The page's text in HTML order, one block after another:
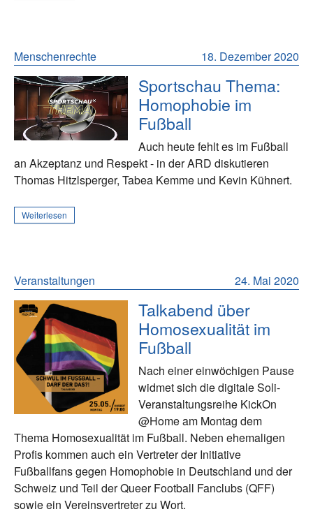
18. Dezember 2020
Menschenrechte
Sportschau Thema:
Homophobie im
Fußball
Auch heute fehlt es im Fußball
an Akzeptanz und Respekt - in der ARD diskutieren
Thomas Hitzlsperger, Tabea Kemme und Kevin Kühnert.
Weiterlesen
24. Mai 2020
Veranstaltungen
Talkabend über
Homosexualität im
Fußball
Nach einer einwöchigen Pause
widmet sich die digitale Soli-
Veranstaltungsreihe KickOn
@Home am Montag dem
Thema Homosexualität im Fußball. Neben ehemaligen
Profis kommen auch ein Vertreter der Initiative
Fußballfans gegen Homophobie in Deutschland und der
Schweiz und Teil der Queer Football Fanclubs (QFF)
sowie ein Vereinsvertreter zu Wort.